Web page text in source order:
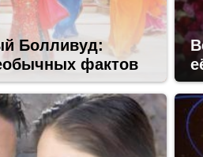
Болливуд:
фактов